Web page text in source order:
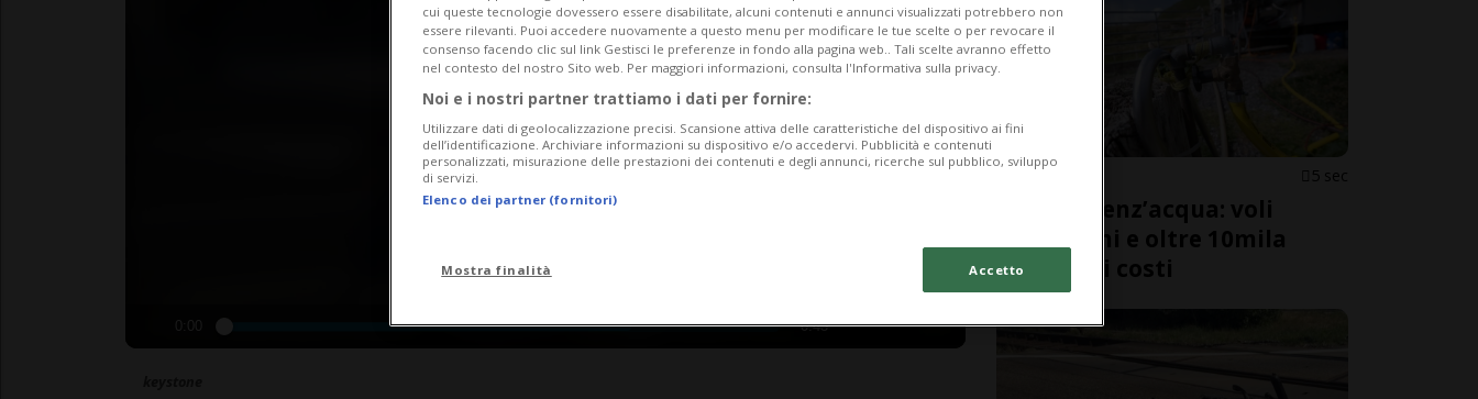
0:43
SVIZZERA 5 sec
Alpeggi senz’acqua: voli
quotidiani e oltre 10mila
franchi di costi
cui queste tecnologie dovessero essere disabilitate, alcuni contenuti e annunci visualizzati potrebbero non
essere rilevanti. Puoi accedere nuovamente a questo menu per modificare le tue scelte o per revocare il
consenso facendo clic sul link Gestisci le preferenze in fondo alla pagina web.. Tali scelte avranno effetto
nel contesto del nostro Sito web. Per maggiori informazioni, consulta l'Informativa sulla privacy.
Noi e i nostri partner trattiamo i dati per fornire:
Utilizzare dati di geolocalizzazione precisi. Scansione attiva delle caratteristiche del dispositivo ai fini
dell’identificazione. Archiviare informazioni su dispositivo e/o accedervi. Pubblicità e contenuti
personalizzati, misurazione delle prestazioni dei contenuti e degli annunci, ricerche sul pubblico, sviluppo
di servizi.
Elenco dei partner (fornitori)
Mostra finalità Accetto